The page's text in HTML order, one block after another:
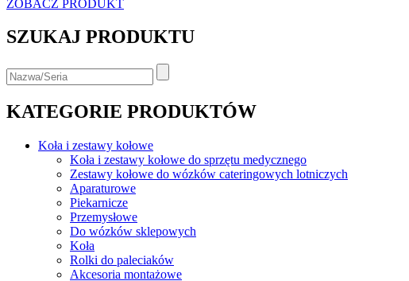
ZOBACZ PRODUKT
SZUKAJ PRODUKTU
KATEGORIE PRODUKTÓW
Koła i zestawy kołowe
Koła i zestawy kołowe do sprzętu medycznego
Zestawy kołowe do wózków cateringowych lotniczych
Aparaturowe
Piekarnicze
Przemysłowe
Do wózków sklepowych
Koła
Rolki do paleciaków
Akcesoria montażowe